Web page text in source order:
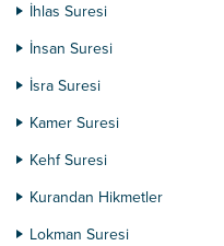
İhlas Suresi
İnsan Suresi
İsra Suresi
Kamer Suresi
Kehf Suresi
Kurandan Hikmetler
Lokman Suresi